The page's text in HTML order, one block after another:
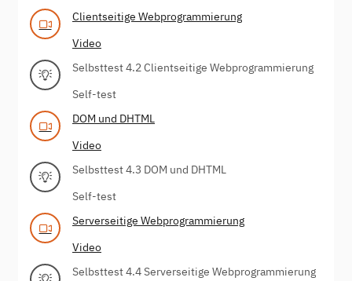
Clientseitige Webprogrammierung
Video
Selbsttest 4.2 Clientseitige Webprogrammierung
Self-test
DOM und DHTML
Video
Selbsttest 4.3 DOM und DHTML
Self-test
Serverseitige Webprogrammierung
Video
Selbsttest 4.4 Serverseitige Webprogrammierung